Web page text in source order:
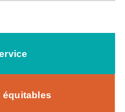
équitables